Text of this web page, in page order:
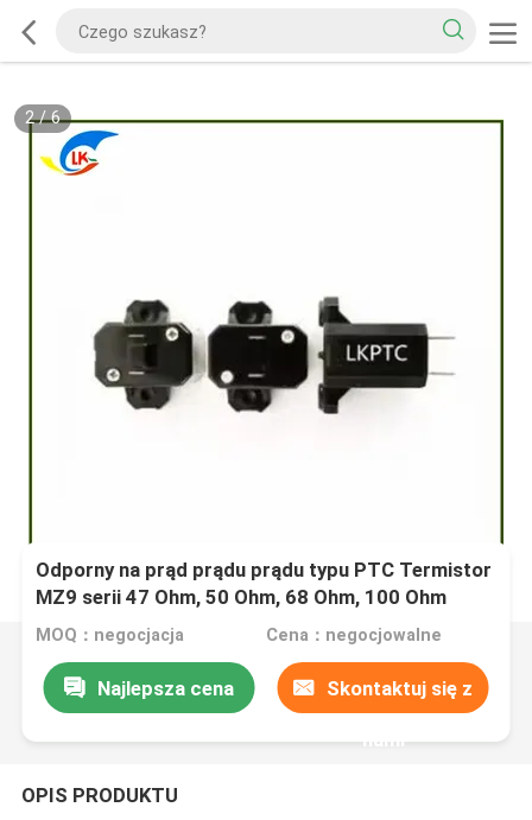
2/6
Odporny na prąd prądu prądu typu PTC Termistor
MZ9 serii 47 Ohm, 50 Ohm, 68 Ohm, 100 Ohm
Różne wartości oporu
MOQ：negocjacja Cena：negocjowalne
Najlepsza cena Skontaktuj się z
nami
OPIS PRODUKTU